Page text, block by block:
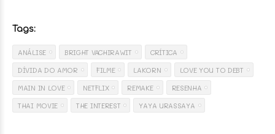
Tags:
ANÁLISE BRIGHT VACHIRAWIT
CRÍTICA
DÍVIDA DO AMOR
FILME LAKORN
LOVE YOU TO DEBT
MAIN IN LOVE
NETFLIX REMAKE
RESENHA
THAI MOVIE
THE INTEREST YAYA URASSAYA